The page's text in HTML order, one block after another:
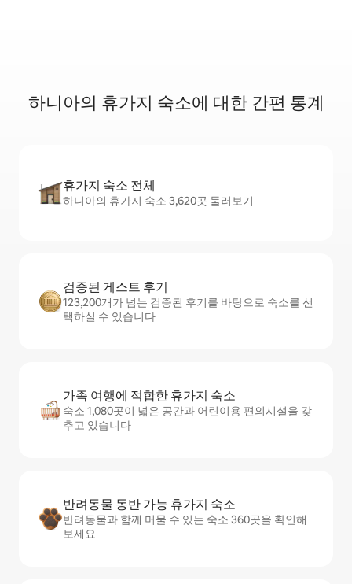
하니아의 휴가지 숙소에 대한 간편 통계
휴가지 숙소 전체
하니아의 휴가지 숙소 3,620곳 둘러보기
검증된 게스트 후기
123,200개가 넘는 검증된 후기를 바탕으로 숙소를 선
택하실 수 있습니다
가족 여행에 적합한 휴가지 숙소
숙소 1,080곳이 넓은 공간과 어린이용 편의시설을 갖
추고 있습니다
반려동물 동반 가능 휴가지 숙소
반려동물과 함께 머물 수 있는 숙소 360곳을 확인해
보세요